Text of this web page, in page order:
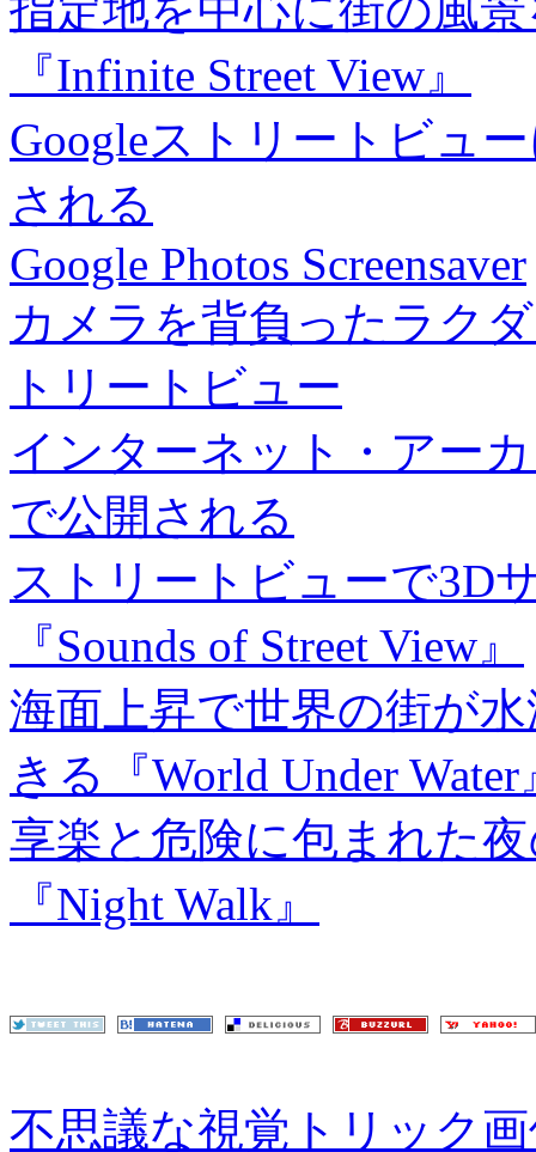
『Infinite Street View』
Googleストリートビュ
される
Google Photos Screensaver
カメラを背負ったラク
トリートビュー
インターネット・アー
で公開される
ストリートビューで3D
『Sounds of Street View』
海面上昇で世界の街が
きる『World Under Water
享楽と危険に包まれた
『Night Walk』
不思議な視覚トリック